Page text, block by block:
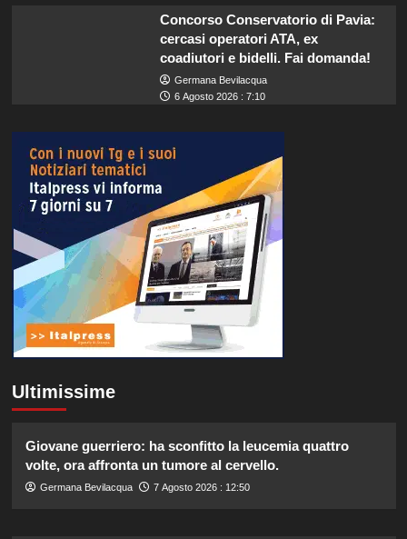
Concorso Conservatorio di Pavia:
cercasi operatori ATA, ex
coadiutori e bidelli. Fai domanda!
Germana Bevilacqua
6 Agosto 2026 : 7:10
Ultimissime
Giovane guerriero: ha sconfitto la leucemia quattro
volte, ora affronta un tumore al cervello.
Germana Bevilacqua 7 Agosto 2026 : 12:50